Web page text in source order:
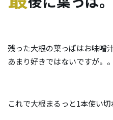
残った大根の葉っぱはお味噌
あまり好きではないですが。。
これで大根まるっと1本使い切